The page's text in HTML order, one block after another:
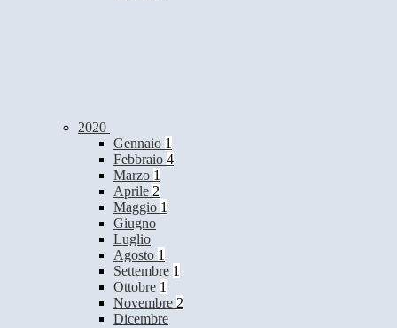
2020
Gennaio 1
Febbraio 4
Marzo 1
Aprile 2
Maggio 1
Giugno
Luglio
Agosto 1
Settembre 1
Ottobre 1
Novembre 2
Dicembre